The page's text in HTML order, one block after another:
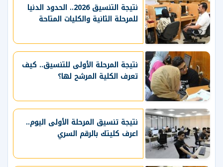
نتيجة التنسيق 2026.. الحدود الدنيا
للمرحلة الثانية والكليات المتاحة
نتيجة المرحلة الأولى للتنسيق.. كيف
تعرف الكلية المرشح لها؟
نتيجة تنسيق المرحلة الأولى اليوم..
اعرف كليتك بالرقم السري